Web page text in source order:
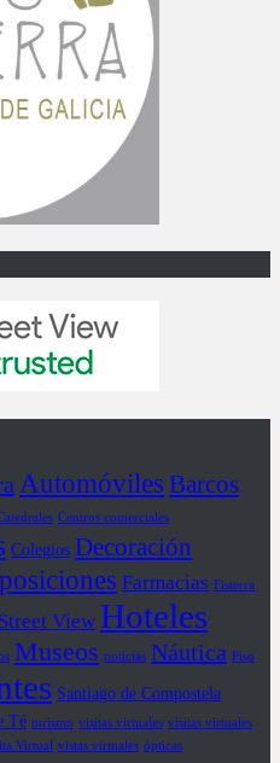
Automóviles Barcos
Centros comerciales
Colegios Decoración
Farmacias Fisterra
View Hoteles
Museos noticias Náutica Piso
Santiago de Compostela
Té turismo visitas virtuales visitas virtuales
Virtual vistas virtuales ópticas